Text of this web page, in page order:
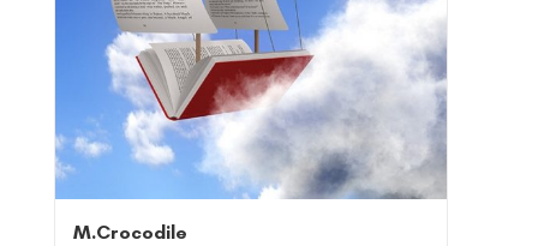
M.Crocodile